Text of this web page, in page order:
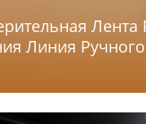
Лента
Линия